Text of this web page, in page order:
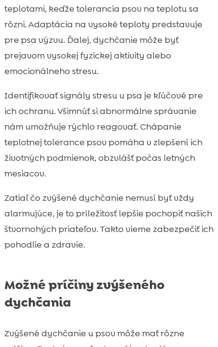
teplotami, keďže tolerancia psov na teplotu sa
rôzni. Adaptácia na vysoké teploty predstavuje
pre psa výzvu. Ďalej, dychčanie môže byť
prejavom vysokej fyzickej aktivity alebo
emocionálneho stresu.
Identifikovať signály stresu u psa je kľúčové pre
ich ochranu. Všimnúť si abnormálne správanie
nám umožňuje rýchlo reagovať. Chápanie
teplotnej tolerance psov pomáha v zlepšení ich
životných podmienok, obzvlášť počas letných
mesiacov.
Zatiaľ čo zvýšené dychčanie nemusí byť vždy
alarmujúce, je to príležitosť lepšie pochopiť našich
štvornohých priateľov. Takto vieme zabezpečiť ich
pohodlie a zdravie.
Možné príčiny zvýšeného
dychčania
Zvýšené dychčanie u psov môže mať rôzne